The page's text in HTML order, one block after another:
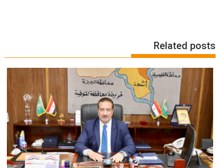
Related posts